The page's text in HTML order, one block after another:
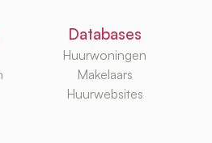
Databases
Huurwoningen
Makelaars
Huurwebsites